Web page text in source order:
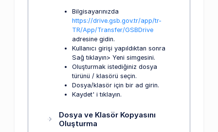
Bilgisayarınızda
https://drive.gsb.gov.tr/app/tr-
TR/App/Transfer/GSBDrive
adresine gidin.
Kullanıcı girişi yapıldıktan sonra
Sağ tıklayın> Yeni simgesini.
Oluşturmak istediğiniz dosya
türünü / klasörü seçin.
Dosya/klasör için bir ad girin.
Kaydet' i tıklayın.
Dosya ve Klasör Kopyasını
Oluşturma